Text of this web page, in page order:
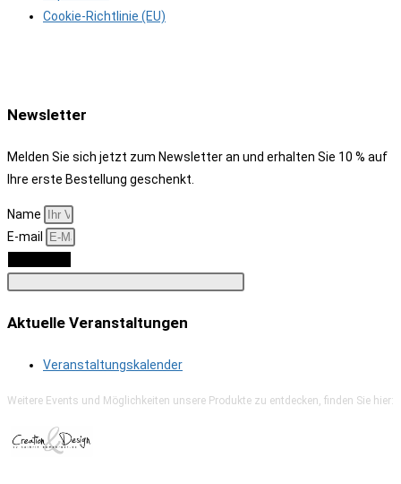
Cookie-Richtlinie (EU)
Newsletter
Melden Sie sich jetzt zum Newsletter an und erhalten Sie 10 % auf
Ihre erste Bestellung geschenkt.
Name
E-mail
Aktuelle Veranstaltungen
Veranstaltungskalender
Weitere Events und Möglichkeiten unsere Produkte zu entdecken, finden Sie hier: